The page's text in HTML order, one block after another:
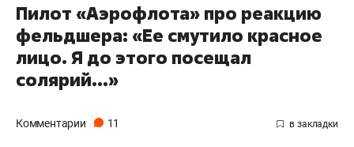
Пилот «Аэрофлота» про реакцию
фельдшера: «​Ее смутило красное
лицо. Я до этого посещал
солярий...»
Комментарии 11